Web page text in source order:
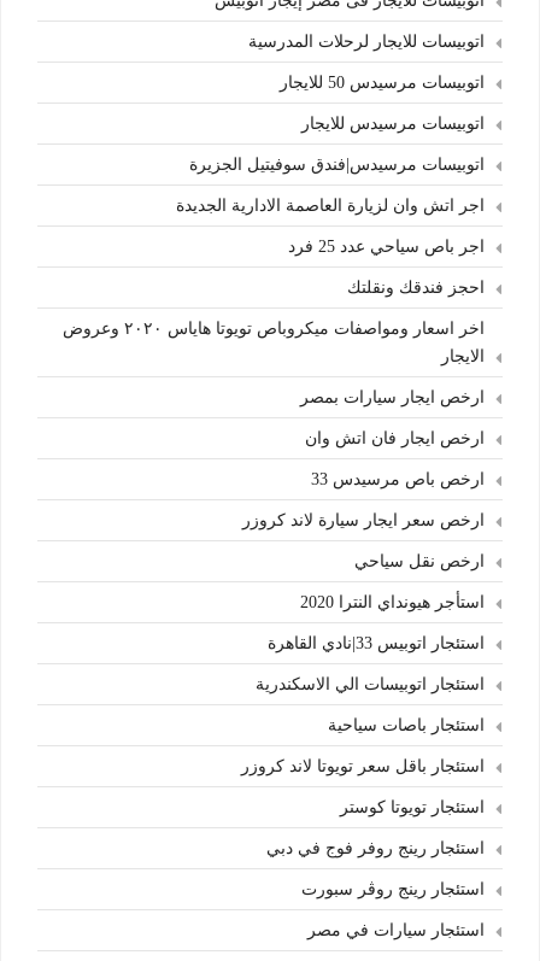
اتوبيسات للايجار لرحلات المدرسية
اتوبيسات مرسيدس 50 للايجار
اتوبيسات مرسيدس للايجار
اتوبيسات مرسيدس|فندق سوفيتيل الجزيرة
اجر اتش وان لزيارة العاصمة الادارية الجديدة
اجر باص سياحي عدد 25 فرد
احجز فندقك ونقلتك
اخر اسعار ومواصفات ميكروباص تويوتا هاياس ٢٠٢٠ وعروض
الايجار
ارخص ايجار سيارات بمصر
ارخص ايجار فان اتش وان
ارخص باص مرسيدس 33
ارخص سعر ايجار سيارة لاند كروزر
ارخص نقل سياحي
استأجر هيونداي النترا 2020
استئجار اتوبيس 33|نادي القاهرة
استئجار اتوبيسات الي الاسكندرية
استئجار باصات سياحية
استئجار باقل سعر تويوتا لاند كروزر
استئجار تويوتا كوستر
استئجار رينج روفر فوج في دبي
استئجار رينج روڤر سبورت
استئجار سيارات في مصر